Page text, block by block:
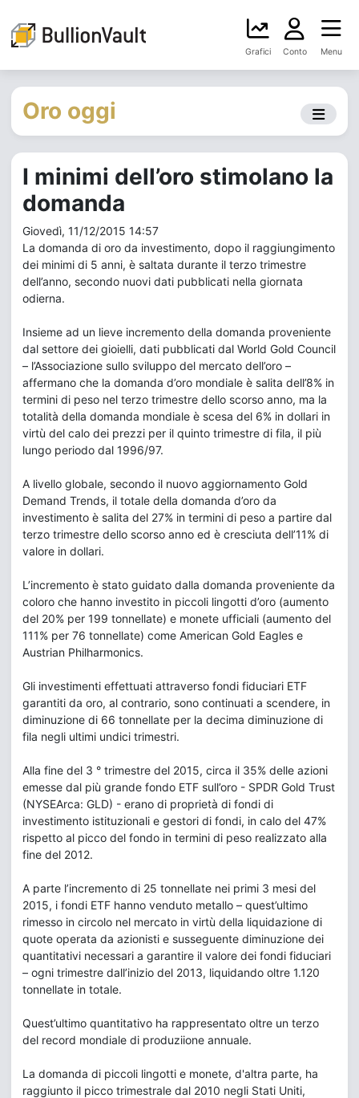
Grafici Conto Menu
Oro oggi
I minimi dell’oro stimolano la
domanda
Giovedì, 11/12/2015 14:57
La domanda di oro da investimento, dopo il raggiungimento
dei minimi di 5 anni, è saltata durante il terzo trimestre
dell’anno, secondo nuovi dati pubblicati nella giornata
odierna.
Insieme ad un lieve incremento della domanda proveniente
dal settore dei gioielli, dati pubblicati dal World Gold Council
– l’Associazione sullo sviluppo del mercato dell’oro –
affermano che la domanda d’oro mondiale è salita dell’8% in
termini di peso nel terzo trimestre dello scorso anno, ma la
totalità della domanda mondiale è scesa del 6% in dollari in
virtù del calo dei prezzi per il quinto trimestre di fila, il più
lungo periodo dal 1996/97.
A livello globale, secondo il nuovo aggiornamento Gold
Demand Trends, il totale della domanda d’oro da
investimento è salita del 27% in termini di peso a partire dal
terzo trimestre dello scorso anno ed è cresciuta dell’11% di
valore in dollari.
L’incremento è stato guidato dalla domanda proveniente da
coloro che hanno investito in piccoli lingotti d’oro (aumento
del 20% per 199 tonnellate) e monete ufficiali (aumento del
111% per 76 tonnellate) come American Gold Eagles e
Austrian Philharmonics.
Gli investimenti effettuati attraverso fondi fiduciari ETF
garantiti da oro, al contrario, sono continuati a scendere, in
diminuzione di 66 tonnellate per la decima diminuzione di
fila negli ultimi undici trimestri.
Alla fine del 3 ° trimestre del 2015, circa il 35% delle azioni
emesse dal più grande fondo ETF sull’oro - SPDR Gold Trust
(NYSEArca: GLD) - erano di proprietà di fondi di
investimento istituzionali e gestori di fondi, in calo del 47%
rispetto al picco del fondo in termini di peso realizzato alla
fine del 2012.
A parte l’incremento di 25 tonnellate nei primi 3 mesi del
2015, i fondi ETF hanno venduto metallo – quest’ultimo
rimesso in circolo nel mercato in virtù della liquidazione di
quote operata da azionisti e susseguente diminuzione dei
quantitativi necessari a garantire il valore dei fondi fiduciari
– ogni trimestre dall’inizio del 2013, liquidando oltre 1.120
tonnellate in totale.
Quest’ultimo quantitativo ha rappresentato oltre un terzo
del record mondiale di produziione annuale.
La domanda di piccoli lingotti e monete, d'altra parte, ha
raggiunto il picco trimestrale dal 2010 negli Stati Uniti,